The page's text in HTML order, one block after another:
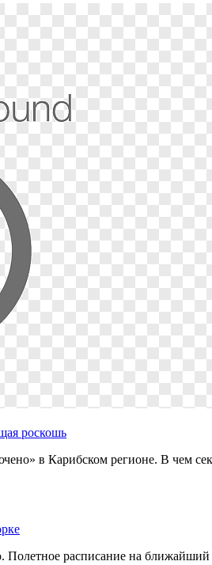
роскошь
в Карибском регионе. В чем
расписание на